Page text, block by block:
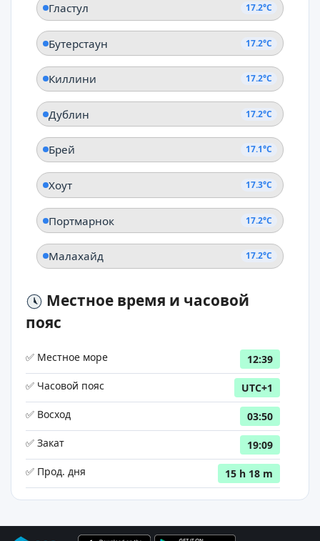
Гластул 17.2°C
Бутерстаун 17.2°C
Киллини 17.2°C
Дублин 17.2°C
Брей 17.1°C
Хоут 17.3°C
Портмарнок 17.2°C
Малахайд 17.2°C
Местное время и часовой
пояс
✅ Местное море
12:39
✅ Часовой пояс
UTC+1
✅ Восход
03:50
✅ Закат
19:09
✅ Прод. дня
15 h 18 m